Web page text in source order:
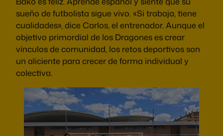
sueño de futbolista sigue vivo. «Si trabaja, tiene
cualidades», dice Carlos, el entrenador. Aunque el
objetivo primordial de los Dragones es crear
vínculos de comunidad, los retos deportivos son
un aliciente para crecer de forma individual y
colectiva.